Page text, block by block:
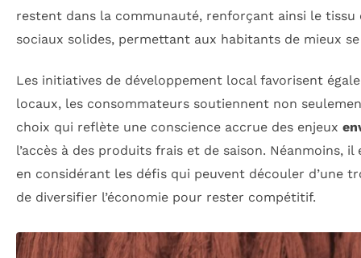
restent dans la communauté, renforçant ainsi le
sociaux solides, permettant aux habitants de mieux
Les initiatives de développement local favorisent
locaux, les consommateurs soutiennent non
choix qui reflète une conscience accrue des enjeux
l’accès à des produits frais et de saison. Néanmoins,
en considérant les défis qui peuvent découler d’une
de diversifier l’économie pour rester compétitif.